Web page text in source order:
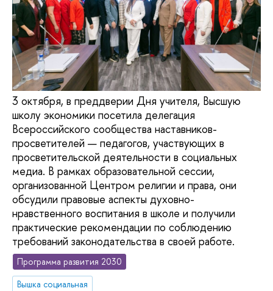
3 октября, в преддверии Дня учителя, Высшую
школу экономики посетила делегация
Всероссийского сообщества наставников-
просветителей — педагогов, участвующих в
просветительской деятельности в социальных
медиа. В рамках образовательной сессии,
организованной Центром религии и права, они
обсудили правовые аспекты духовно-
нравственного воспитания в школе и получили
практические рекомендации по соблюдению
требований законодательства в своей работе.
Программа развития 2030
Вышка социальная